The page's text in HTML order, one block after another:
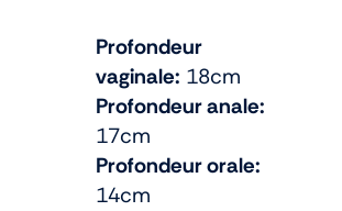
Profondeur
vaginale: 18cm
Profondeur anale:
17cm
Profondeur orale:
14cm